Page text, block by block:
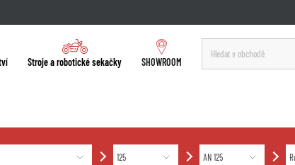
Stroje a robotické sekačky SHOWROOM